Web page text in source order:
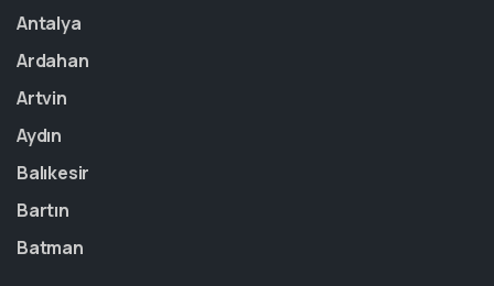
Antalya
Ardahan
Artvin
Aydın
Balıkesir
Bartın
Batman